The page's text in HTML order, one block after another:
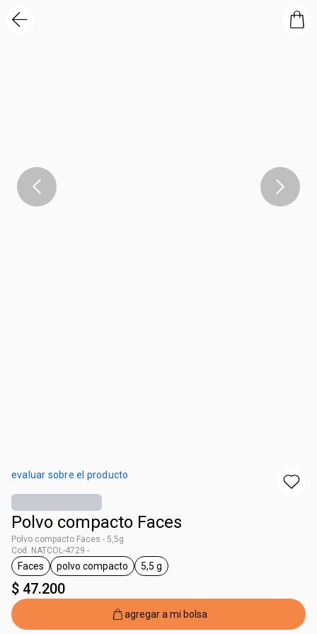
evaluar sobre el producto
Polvo compacto Faces
Polvo compacto Faces - 5,5g
Cod. NATCOL-4729 -
general.tag Faces
Faces
general.tag polvo compacto
polvo compacto
general.tag 5,5 g
5,5 g
$ 47.200
agregar a mi bolsa